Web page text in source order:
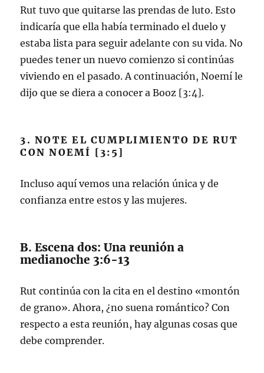
Rut tuvo que quitarse las prendas de luto. Esto
indicaría que ella había terminado el duelo y
estaba lista para seguir adelante con su vida. No
puedes tener un nuevo comienzo si continúas
viviendo en el pasado. A continuación, Noemí le
dijo que se diera a conocer a Booz [3:4].
3. NOTE EL CUMPLIMIENTO DE RUT
CON NOEMÍ [3:5]
Incluso aquí vemos una relación única y de
confianza entre estos y las mujeres.
B. Escena dos: Una reunión a
medianoche 3:6-13
Rut continúa con la cita en el destino «montón
de grano». Ahora, ¿no suena romántico? Con
respecto a esta reunión, hay algunas cosas que
debe comprender.